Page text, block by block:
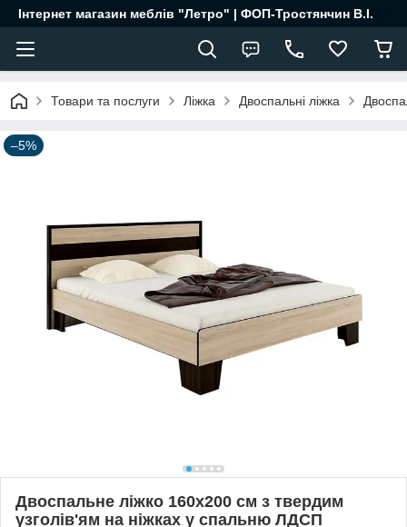
Інтернет магазин меблів "Летро" | ФОП-Тростянчин В.І.
Товари та послуги Ліжка Двоспальні ліжка
–5%
Двоспальне ліжко 160х200 см з твердим
узголів'ям на ніжках у спальню ЛДСП